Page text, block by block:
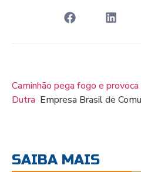
Caminhão pega fogo e
Dutra Empresa Brasil de
SAIBA MAIS